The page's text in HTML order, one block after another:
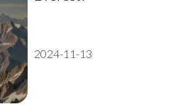
2024-11-13